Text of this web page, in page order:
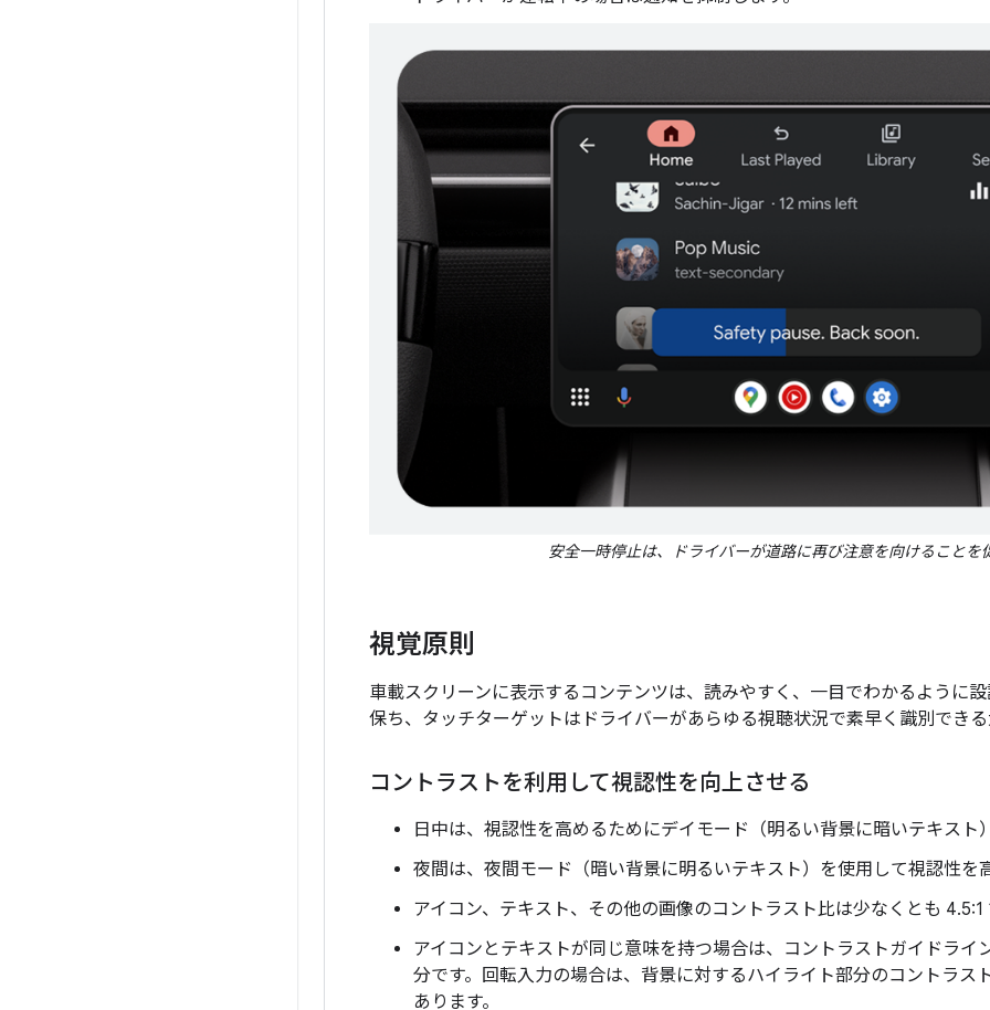
安全一時停止は、ドライバーが道路に再び注意を向けることを
視覚原則
車載スクリーンに表示するコンテンツは、読みやすく、一目でわかるように
保ち、タッチターゲットはドライバーがあらゆる視聴状況で素早く識別でき
コントラストを利用して視認性を向上させる
日中は、視認性を高めるためにデイモード（明るい背景に暗いテキスト
夜間は、夜間モード（暗い背景に明るいテキスト）を使用して視認性を
アイコン、テキスト、その他の画像のコントラスト比は少なくとも
アイコンとテキストが同じ意味を持つ場合は、コントラストガイドライ
分です。回転入力の場合は、背景に対するハイライト部分のコントラス
あります。